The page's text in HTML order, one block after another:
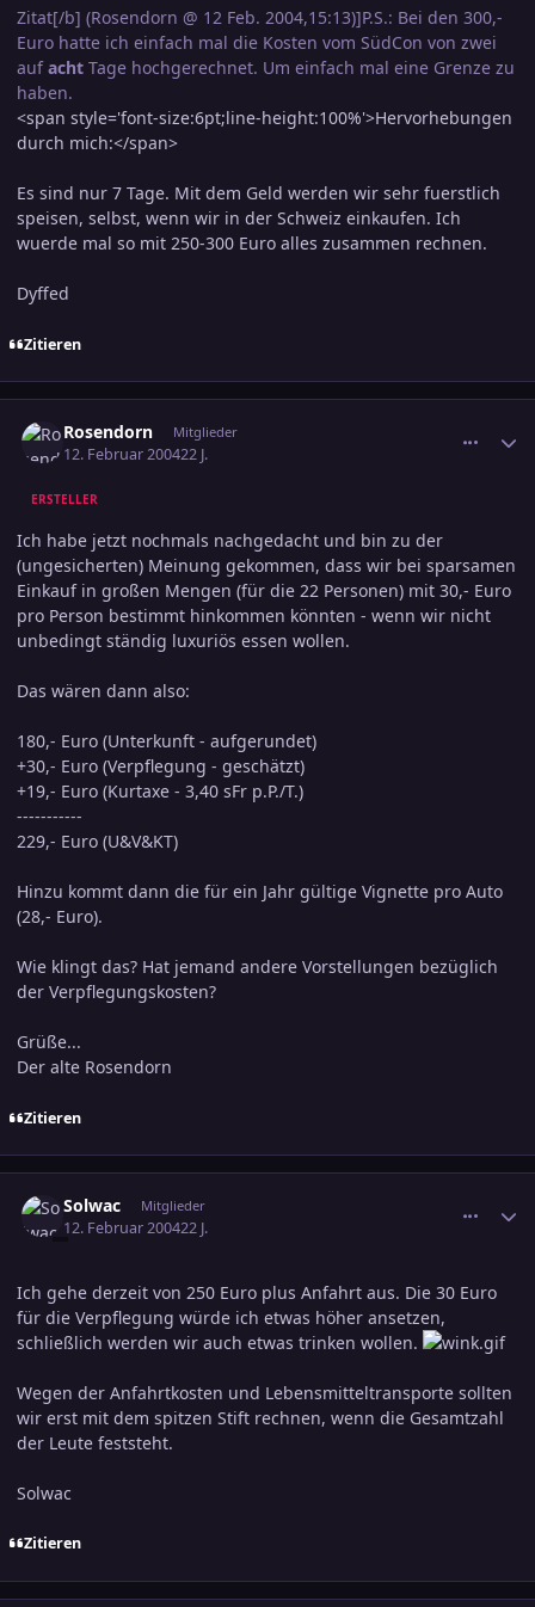
Zitat[/b] (Rosendorn @ 12 Feb. 2004,15:13)]P.S.: Bei den 300,-
Euro hatte ich einfach mal die Kosten vom SüdCon von zwei
aufacht Tage hochgerechnet. Um einfach mal eine Grenze zu
haben.
<span style='font-size:6pt;line-height:100%'>Hervorhebungen
durch mich:</span>
Es sind nur 7 Tage. Mit dem Geld werden wir sehr fuerstlich
speisen, selbst, wenn wir in der Schweiz einkaufen. Ich
wuerde mal so mit 250-300 Euro alles zusammen rechnen.
Dyffed
Zitieren
Rosendorn Mitglieder
12. Februar 200422 J.
ERSTELLER
Ich habe jetzt nochmals nachgedacht und bin zu der
(ungesicherten) Meinung gekommen, dass wir bei sparsamen
Einkauf in großen Mengen (für die 22 Personen) mit 30,- Euro
pro Person bestimmt hinkommen könnten - wenn wir nicht
unbedingt ständig luxuriös essen wollen.
Das wären dann also:
180,- Euro (Unterkunft - aufgerundet)
+30,- Euro (Verpflegung - geschätzt)
+19,- Euro (Kurtaxe - 3,40 sFr p.P./T.)
-----------
229,- Euro (U&V&KT)
Hinzu kommt dann die für ein Jahr gültige Vignette pro Auto
(28,- Euro).
Wie klingt das? Hat jemand andere Vorstellungen bezüglich
der Verpflegungskosten?
Grüße...
Der alte Rosendorn
Zitieren
Solwac Mitglieder
12. Februar 200422 J.
Ich gehe derzeit von 250 Euro plus Anfahrt aus. Die 30 Euro
für die Verpflegung würde ich etwas höher ansetzen,
schließlich werden wir auch etwas trinken wollen.
Wegen der Anfahrtkosten und Lebensmitteltransporte sollten
wir erst mit dem spitzen Stift rechnen, wenn die Gesamtzahl
der Leute feststeht.
Solwac
Zitieren